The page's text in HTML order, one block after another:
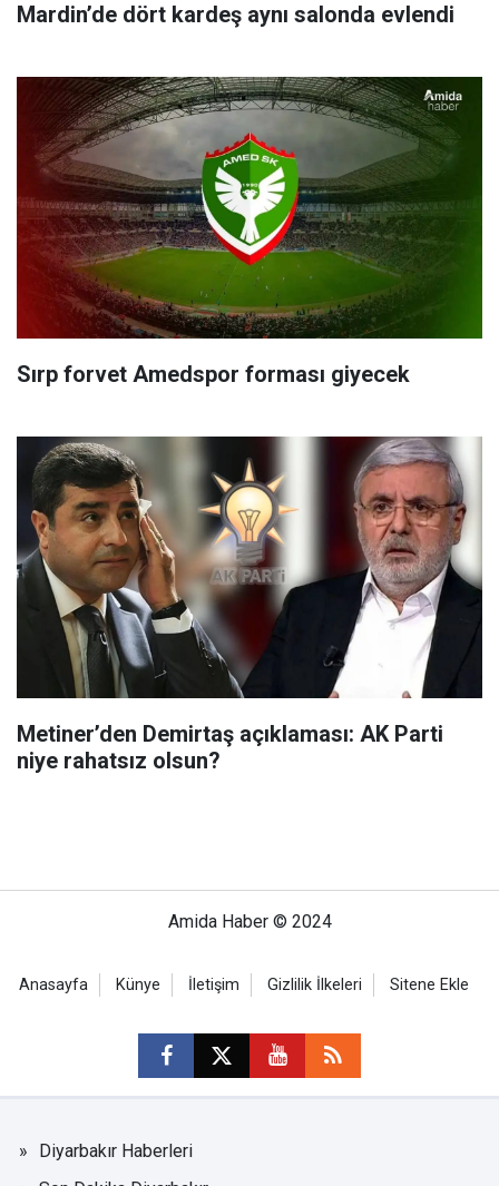
Mardin’de dört kardeş aynı salonda evlendi
Sırp forvet Amedspor forması giyecek
Metiner’den Demirtaş açıklaması: AK Parti
niye rahatsız olsun?
Amida Haber © 2024
Anasayfa Künye İletişim Gizlilik İlkeleri Sitene Ekle
Diyarbakır Haberleri